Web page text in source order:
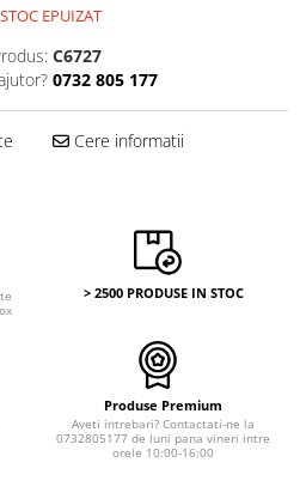
STOC EPUIZAT
C6727
0732 805 177
Cere informatii
> 2500 PRODUSE IN STOC
Produse Premium
Aveti intrebari? Contactati-ne la
0732805177 de luni pana vineri intre
orele 10:00-16:00